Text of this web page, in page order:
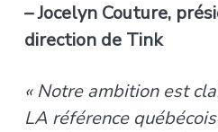
– Jocelyn Couture,
direction de Tink
« Notre ambition est
LA référence